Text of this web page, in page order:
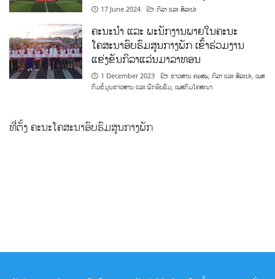
17 June 2024 ກິລາ ແລະ ສິລະປະ
ຄະນະນຳ ແລະ ພະນັກງານພາຍໃນຄະນະ
ໂຄສະນາອົບຮົມສູນກາງພັກ ເຂົ້າຮ່ວມງານ
ແຂ່ງຂັນກິລາແລ່ນມາລາທອນ
1 December 2023 ຂ່າວສານ ຄອສພ,ກິລາ ແລະ ສິລະປະ,ເພສ
ກົມຂໍ້ມູນຂ່າວສານ ແລະ ຝຶກອົບຮົມ,ເພສກົມໂຄສະນາ
ທີ່ຕັ້ງ ຄະນະໂຄສະນາອົບຮົມສູນກາງພັກ